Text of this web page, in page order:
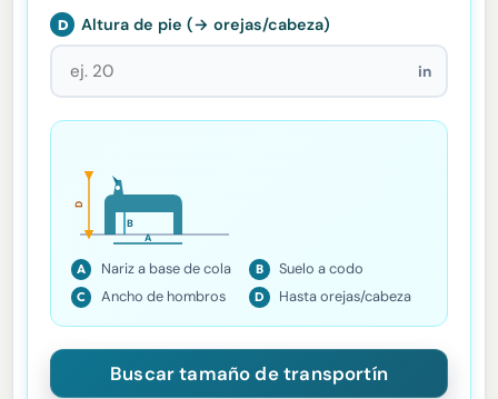
D Altura de pie (→ orejas/cabeza)
in
D
B
A
A Nariz a base de cola B Suelo a codo
C Ancho de hombros D Hasta orejas/cabeza